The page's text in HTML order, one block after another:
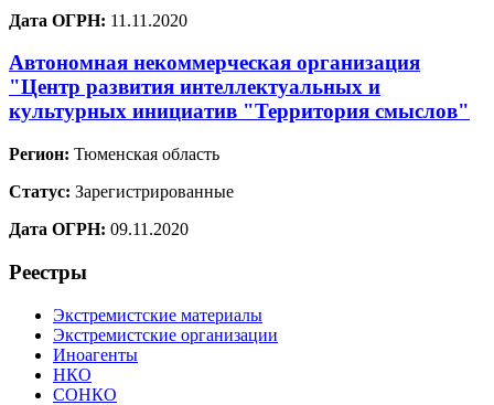
Дата ОГРН: 11.11.2020
Автономная некоммерческая организация
"Центр развития интеллектуальных и
культурных инициатив "Территория смыслов"
Регион: Тюменская область
Статус: Зарегистрированные
Дата ОГРН: 09.11.2020
Реестры
Экстремистские материалы
Экстремистские организации
Иноагенты
НКО
СОНКО